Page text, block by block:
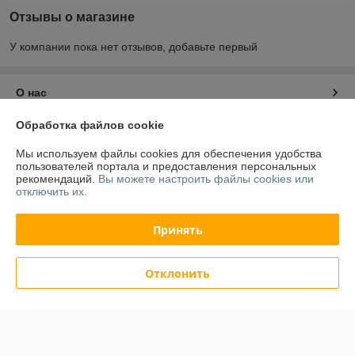
Отзывы о магазине
У компании пока нет отзывов, добавьте первый
О нас
Контакты
Доставка и оплата
Полная версия сайта
Политика обработки cookies
Обработка файлов cookie
Мы используем файлы cookies для обеспечения удобства
пользователей портала и предоставления персональных
рекомендаций. Вы можете настроить файлы cookies или
отключить их.
Принять
Отклонить